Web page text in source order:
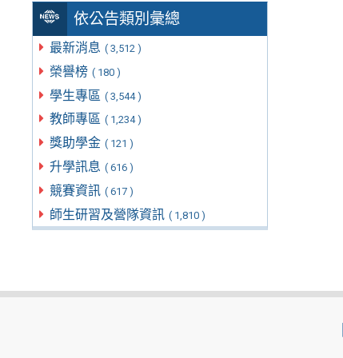
依公告類別彙總
最新消息 ( 3,512 )
榮譽榜 ( 180 )
學生專區 ( 3,544 )
教師專區 ( 1,234 )
獎助學金 ( 121 )
升學訊息 ( 616 )
競賽資訊 ( 617 )
師生研習及營隊資訊 ( 1,810 )